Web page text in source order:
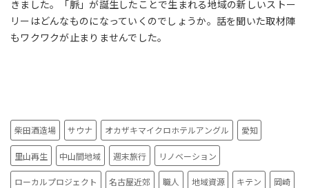
きました。「脈」が誕生したことで生まれる地域の新しいストー
リーはどんなものになっていくのでしょうか。話を聞いた取材陣
もワクワクが止まりませんでした。
柴田酒造場 サウナ オカザキマイクロホテルアングル 愛知
里山再生 中山間地域 週末旅行 リノベーション
ローカルプロジェクト 名古屋近郊 職人 地域資源 キテン 岡崎